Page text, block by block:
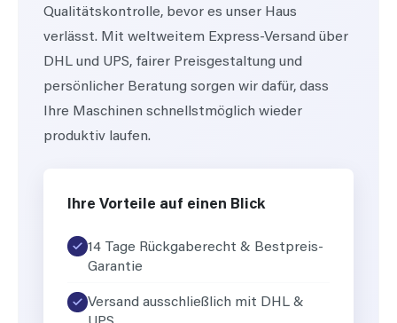
Qualitätskontrolle, bevor es unser Haus
verlässt. Mit weltweitem Express-Versand über
DHL und UPS, fairer Preisgestaltung und
persönlicher Beratung sorgen wir dafür, dass
Ihre Maschinen schnellstmöglich wieder
produktiv laufen.
Ihre Vorteile auf einen Blick
14 Tage Rückgaberecht & Bestpreis-
Garantie
Versand ausschließlich mit DHL &